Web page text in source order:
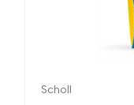
Scholl